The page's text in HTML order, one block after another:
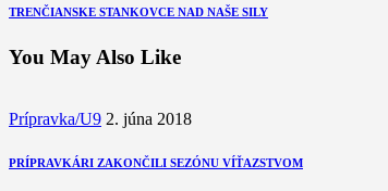
TRENČIANSKE STANKOVCE NAD NAŠE SILY
You May Also Like
Prípravka/U9 2. júna 2018
PRÍPRAVKÁRI ZAKONČILI SEZÓNU VÍŤAZSTVOM